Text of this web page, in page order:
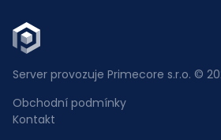
Server provozuje Primecore s.r.o. ©
Obchodní podmínky
Kontakt